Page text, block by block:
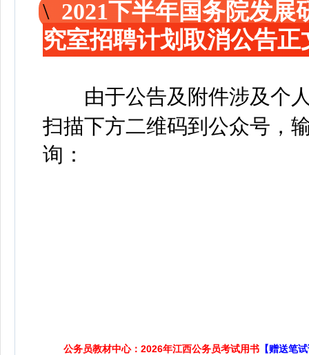
2021下半年国务院发
究室招聘计划取消公告正
由于公告及附件涉及个人
扫描下方二维码到公众号，
询：
公务员教材中心：2026年江西公务员考试用书 【赠送笔